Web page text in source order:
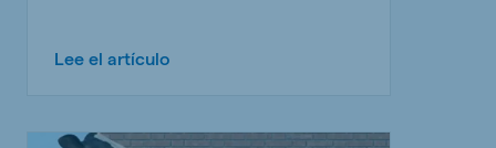
Lee el artículo